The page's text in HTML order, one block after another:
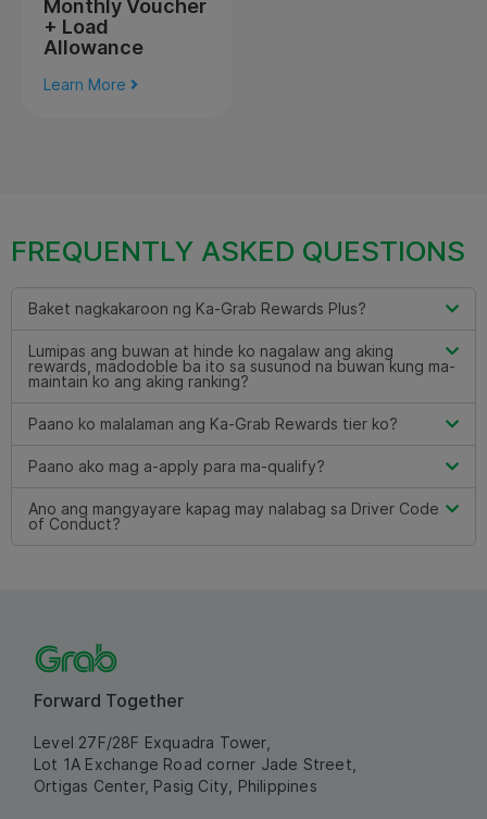
Monthly Voucher
+ Load
Allowance
Learn More
FREQUENTLY ASKED QUESTIONS
Baket nagkakaroon ng Ka-Grab Rewards Plus?
Lumipas ang buwan at hinde ko nagalaw ang aking
rewards, madodoble ba ito sa susunod na buwan kung ma-
maintain ko ang aking ranking?
Paano ko malalaman ang Ka-Grab Rewards tier ko?
Paano ako mag a-apply para ma-qualify?
Ano ang mangyayare kapag may nalabag sa Driver Code
of Conduct?
Forward Together
Level 27F/28F Exquadra Tower,
Lot 1A Exchange Road corner Jade Street,
Ortigas Center, Pasig City, Philippines